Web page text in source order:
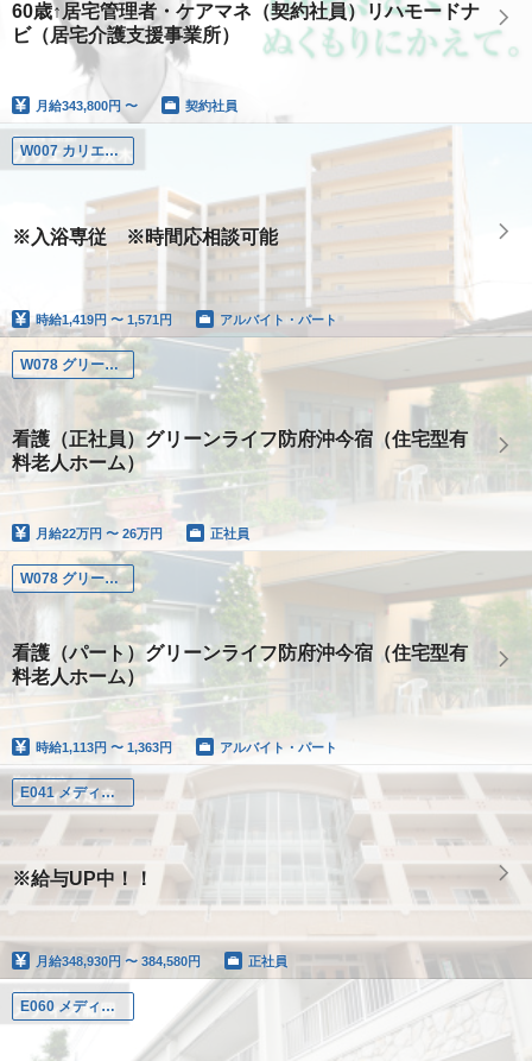
60歳↑居宅管理者・ケアマネ（契約社員）リハモードナ
ビ（居宅介護支援事業所）
月給343,800円 〜 契約社員
W007 カリエール茨木
※入浴専従 ※時間応相談可能
時給1,419円 〜 1,571円 アルバイト・パート
W078 グリーンライフ防府沖今宿
看護（正社員）グリーンライフ防府沖今宿（住宅型有
料老人ホーム）
月給22万円 〜 26万円 正社員
W078 グリーンライフ防府沖今宿
看護（パート）グリーンライフ防府沖今宿（住宅型有
料老人ホーム）
時給1,113円 〜 1,363円 アルバイト・パート
E041 メディス足立
※給与UP中！！
月給348,930円 〜 384,580円 正社員
E060 メディス藤岡